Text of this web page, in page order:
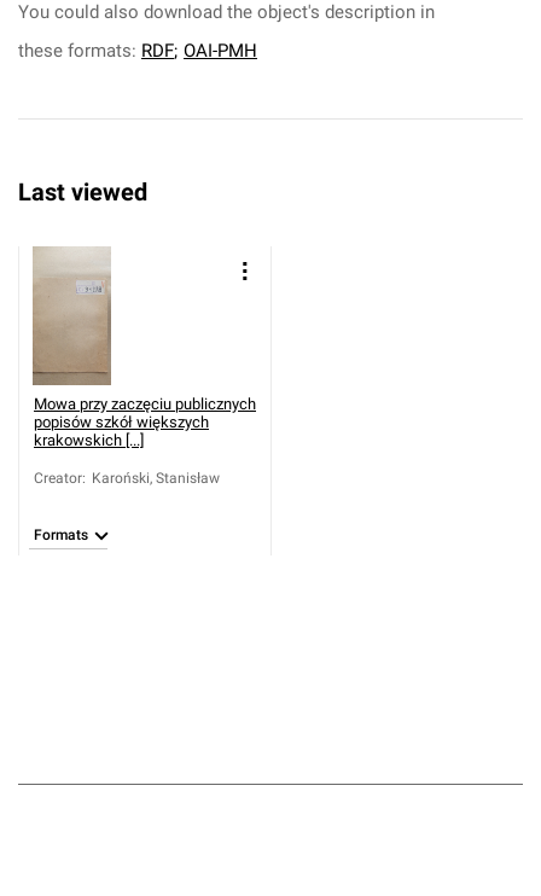
You could also download the object's description in
these formats: RDF; OAI-PMH
Last viewed
Mowa przy zaczęciu publicznych
popisów szkół większych
krakowskich [...]
Creator: Karoński, Stanisław
Formats